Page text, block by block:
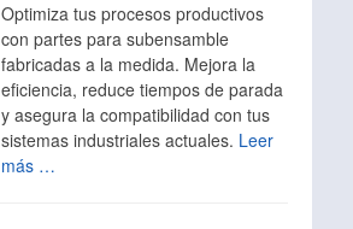
Optimiza tus procesos productivos
con partes para subensamble
fabricadas a la medida. Mejora la
eficiencia, reduce tiempos de parada
y asegura la compatibilidad con tus
sistemas industriales actuales. Leer
más …